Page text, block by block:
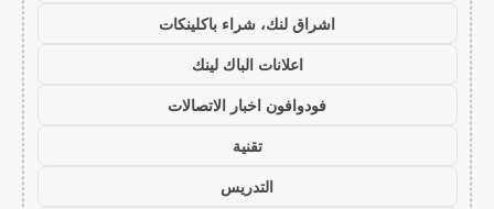
اشراق لنك، شراء باكلينكات
اعلانات الباك لينك
فودوافون اخبار الاتصالات
تقنية
التدريس